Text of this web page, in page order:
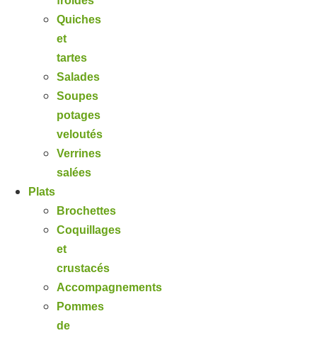
Quiches
et
tartes
Salades
Soupes
potages
veloutés
Verrines
salées
Plats
Brochettes
Coquillages
et
crustacés
Accompagnements
Pommes
de